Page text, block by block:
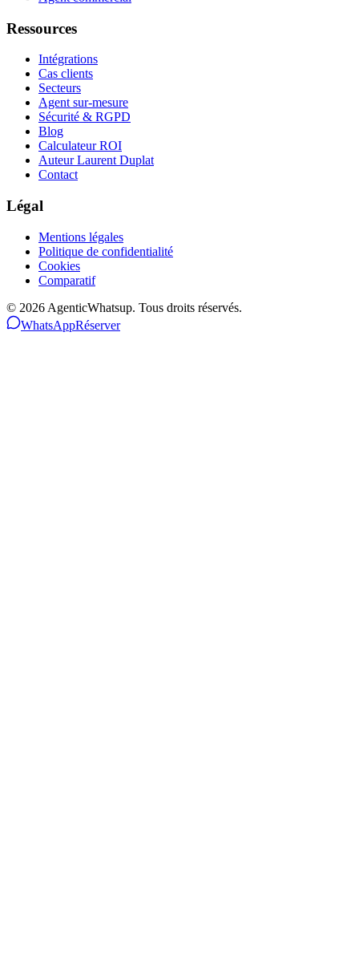
Ressources
Intégrations
Cas clients
Secteurs
Agent sur-mesure
Sécurité & RGPD
Blog
Calculateur ROI
Auteur Laurent Duplat
Contact
Légal
Mentions légales
Politique de confidentialité
Cookies
Comparatif
© 2026 AgenticWhatsup. Tous droits réservés.
WhatsAppRéserver